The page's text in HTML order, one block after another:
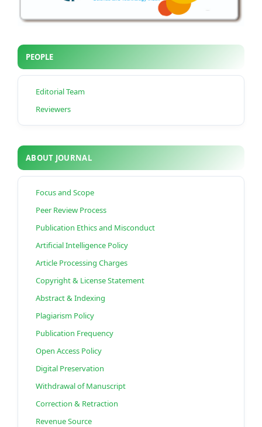
PEOPLE
Editorial Team
Reviewers
ABOUT JOURNAL
Focus and Scope
Peer Review Process
Publication Ethics and Misconduct
Artificial Intelligence Policy
Article Processing Charges
Copyright & License Statement
Abstract & Indexing
Plagiarism Policy
Publication Frequency
Open Access Policy
Digital Preservation
Withdrawal of Manuscript
Correction & Retraction
Revenue Source